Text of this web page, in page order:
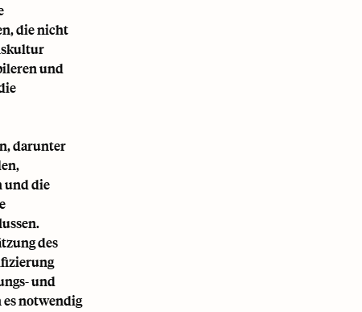
die nicht
und
darunter
und die
des
und
notwendig